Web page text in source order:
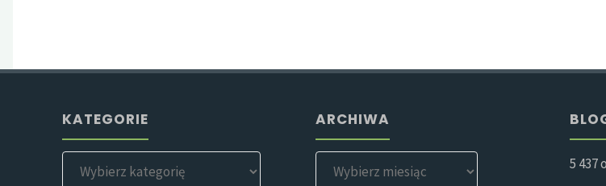
KATEGORIE
Kategorie
ARCHIWA
Archiwa 5 437